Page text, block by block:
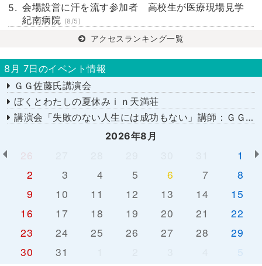
会場設営に汗を流す参加者 高校生が医療現場見学
紀南病院 (8/5)
アクセスランキング一覧
8月 7日のイベント情報
ＧＧ佐藤氏講演会
ぼくとわたしの夏休みｉｎ天満荘
講演会「失敗のない人生には成功もない」講師：ＧＧ佐藤さん
2026年8月
26
1
2
3 4 5 6 7
8
9
10 11 12 13 14
15
16
17 18 19 20 21
22
23
24 25 26 27 28
29
30
31 5